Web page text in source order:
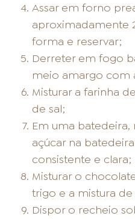
Assar em forno
aproximadamente
forma e reservar;
Derreter em fogo
meio amargo com
Misturar a farinha
de sal;
Em uma
açúcar na
consistente e clara;
Misturar o
trigo e a mistura de
Dispor o recheio